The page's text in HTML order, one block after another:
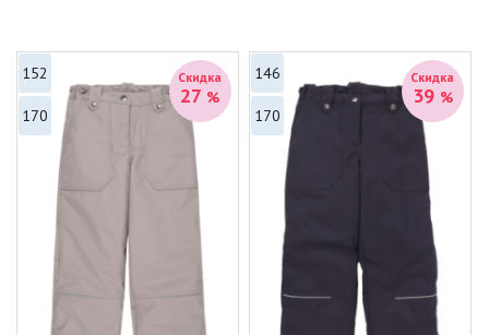
Скидка
27 %
152
170
Скидка
39 %
146
170